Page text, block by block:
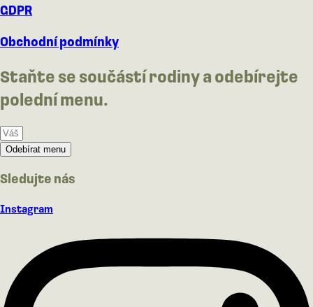
GDPR
Obchodní podmínky
Staňte se součástí rodiny a odebírejte
polední menu.
Odebírat menu
Sledujte nás
Instagram